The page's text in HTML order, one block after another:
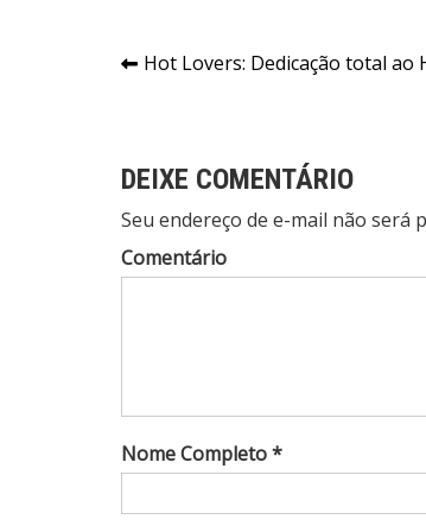
Navegação
Hot Lovers: Dedicação total ao
DEIXE COMENTÁRIO
Seu endereço de e-mail não será
Comentário
Nome Completo *